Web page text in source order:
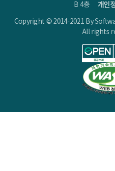
B 4층개인
Copyright © 2014-2021 By
All rights